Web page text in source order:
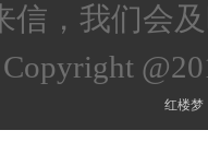
信，我们会
Copyright
红楼梦